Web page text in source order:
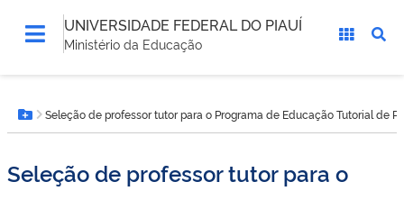
UNIVERSIDADE FEDERAL DO PIAUÍ
Ministério da Educação
está
aqui:Botão Menu
Seleção de professor tutor para o Programa de Educação Tutorial de
Seleção de professor tutor para o